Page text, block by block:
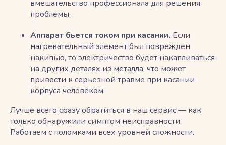
вмешательство профессионала для решения
проблемы.
Аппарат бьется током при касании. Если
нагревательный элемент был поврежден
накипью, то электричество будет накапливаться
на других деталях из металла, что может
привести к серьезной травме при касании
корпуса человеком.
Лучше всего сразу обратиться в наш сервис — как
только обнаружили симптом неисправности.
Работаем с поломками всех уровней сложности.